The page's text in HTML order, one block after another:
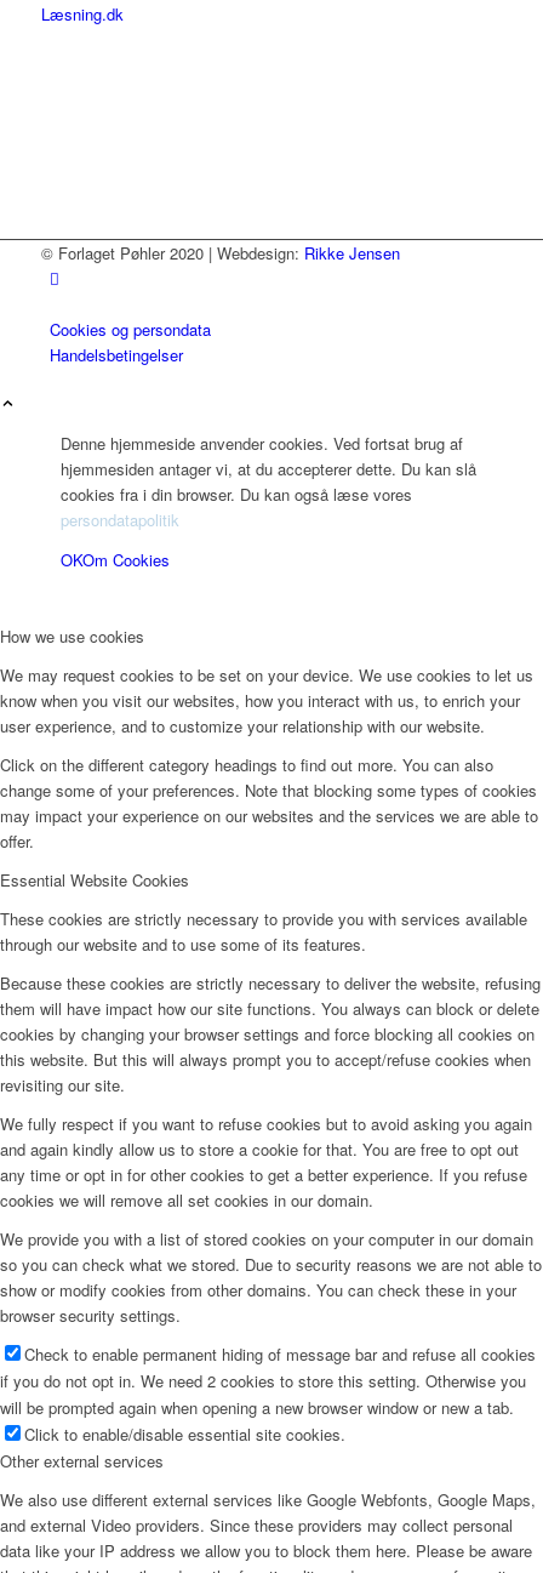
Læsning.dk
© Forlaget Pøhler 2020 | Webdesign: Rikke Jensen
Cookies og persondata
Handelsbetingelser
Denne hjemmeside anvender cookies. Ved fortsat brug af
hjemmesiden antager vi, at du accepterer dette. Du kan slå
cookies fra i din browser. Du kan også læse vores
persondatapolitik
OKOm Cookies
How we use cookies
We may request cookies to be set on your device. We use cookies to let us
know when you visit our websites, how you interact with us, to enrich your
user experience, and to customize your relationship with our website.
Click on the different category headings to find out more. You can also
change some of your preferences. Note that blocking some types of cookies
may impact your experience on our websites and the services we are able to
offer.
Essential Website Cookies
These cookies are strictly necessary to provide you with services available
through our website and to use some of its features.
Because these cookies are strictly necessary to deliver the website, refusing
them will have impact how our site functions. You always can block or delete
cookies by changing your browser settings and force blocking all cookies on
this website. But this will always prompt you to accept/refuse cookies when
revisiting our site.
We fully respect if you want to refuse cookies but to avoid asking you again
and again kindly allow us to store a cookie for that. You are free to opt out
any time or opt in for other cookies to get a better experience. If you refuse
cookies we will remove all set cookies in our domain.
We provide you with a list of stored cookies on your computer in our domain
so you can check what we stored. Due to security reasons we are not able to
show or modify cookies from other domains. You can check these in your
browser security settings.
Check to enable permanent hiding of message bar and refuse all cookies
if you do not opt in. We need 2 cookies to store this setting. Otherwise you
will be prompted again when opening a new browser window or new a tab.
Click to enable/disable essential site cookies.
Other external services
We also use different external services like Google Webfonts, Google Maps,
and external Video providers. Since these providers may collect personal
data like your IP address we allow you to block them here. Please be aware